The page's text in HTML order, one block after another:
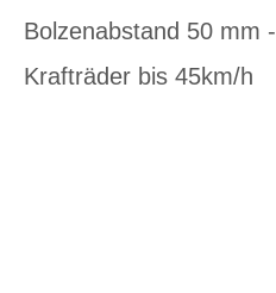
Bolzenabstand 50 mm
Krafträder bis 45km/h